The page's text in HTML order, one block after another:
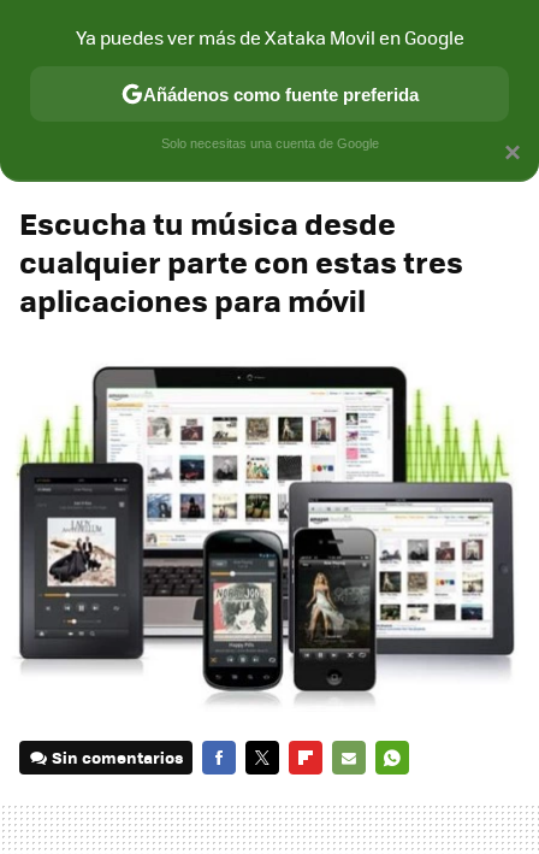
marca que se menciona
Espacio MÁSMÓV!L
Escucha tu música desde
cualquier parte con estas tres
aplicaciones para móvil
Sin comentarios
MAIL
×
Ya puedes ver más de Xataka Movil en Google
Añádenos como fuente preferida
Solo necesitas una cuenta de Google